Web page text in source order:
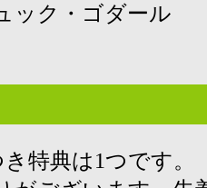
ック・ゴダール
特典は1つです。